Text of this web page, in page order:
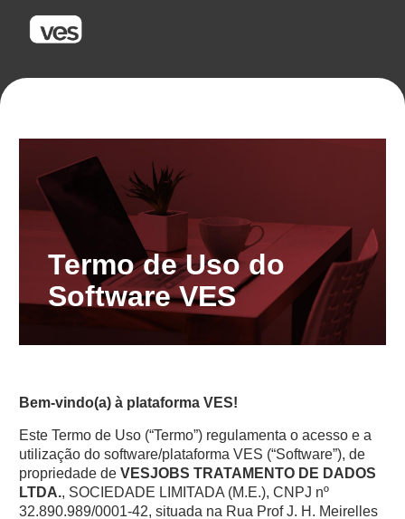
Termo de Uso do
Software VES
Bem-vindo(a) à plataforma VES!
Este Termo de Uso (“Termo”) regulamenta o acesso e a
utilização do software/plataforma VES (“Software”), de
propriedade de VESJOBS TRATAMENTO DE DADOS
LTDA.
, SOCIEDADE LIMITADA (M.E.), CNPJ nº
32.890.989/0001-42, situada na Rua Prof J. H. Meirelles